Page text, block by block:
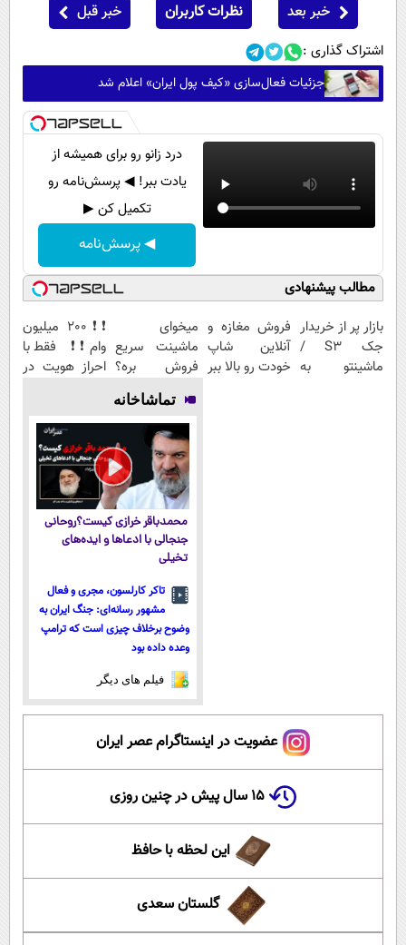
خبر بعد نظرات کاربران خبر قبل
اشتراک گذاری :
جزئیات فعال‌سازی «کیف پول ایران» اعلام شد
درد زانو رو برای همیشه از
یادت ببر! ◀ پرسش‌نامه رو
تکمیل کن ▶
◀ پرسش‌نامه
مطالب پیشنهادی
بازار پر از خریدار
جک S3 /
ماشینتو به
فروش مغازه و
آنلاین شاپ
خودت رو بالا ببر
میخوای
ماشینت سریع
فروش بره؟
تمام مراحل
فروش ماشیت
رو به ما بسپر
❗❗200 میلیون
وام❗❗ فقط با
احراز هویت در
تماشاخانه
محمدباقر خرازی کیست؟روحانی
جنجالی با ادعاها و ایده‌های
تخیلی
تاکر کارلسون، مجری و فعال
مشهور رسانه‌ای: جنگ ایران به
وضوح برخلاف چیزی است که ترامپ
وعده داده بود
فیلم های دیگر
عضویت در اینستاگرام عصر ایران
۱۵ سال پیش در چنین روزی
این لحظه با حافظ
گلستان سعدی